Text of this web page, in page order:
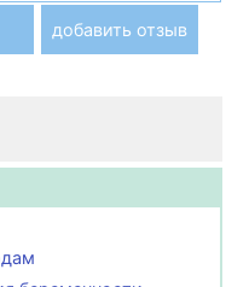
добавить отзыв